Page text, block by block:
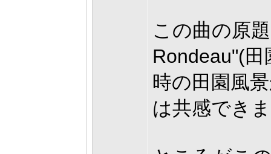
この曲の原
Rondeau"(
時の田園風
は共感でき